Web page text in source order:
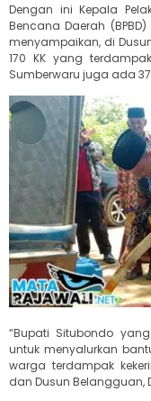
Dengan ini Kepala
Bencana Daerah
menyampaikan, di
170 KK yang
Sumberwaru juga ada
“Bupati Situbondo
untuk menyalurkan
warga terdampak
dan Dusun Belangguan,